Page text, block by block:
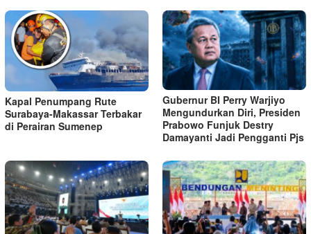
Kapal Penumpang Rute
Surabaya-Makassar Terbakar
di Perairan Sumenep
Gubernur BI Perry Warjiyo
Mengundurkan Diri, Presiden
Prabowo Funjuk Destry
Damayanti Jadi Pengganti Pjs